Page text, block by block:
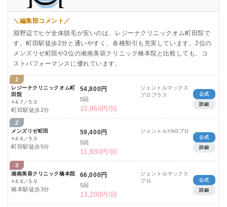
＼編集部コメント／
淵野辺でヒゲ全体脱毛が安いのは、レジーナクリニックオム町田院で
す。町田駅徒歩2分と通いやすく、各種割引も充実しています。2位の
メンズリゼ町田や3位の湘南美容クリニック橋本院と比較しても、コ
ストパフォーマンスに優れています。
1
レジーナクリニックオム町
田院
⭐4.7／5.0
町田駅徒歩2分
54,800円
5回
10,960円/回
ジェントルマックス
プロプラス
公式
詳細
2
メンズリゼ町田
⭐4.6／5.0
町田駅徒歩5分
59,400円
5回
11,880円/回
ジェントルYAGプロ
公式
詳細
3
湘南美容クリニック橋本院
⭐4.6／5.0
橋本駅徒歩3分
66,000円
5回
13,200円/回
ジェントルマックス
プロ
公式
詳細